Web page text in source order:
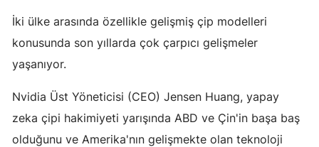
Muğla
Muş
Niğde
Ordu
İki ülke arasında özellikle gelişmiş çip modelleri
konusunda son yıllarda çok çarpıcı gelişmeler
yaşanıyor.
Nvidia Üst Yöneticisi (CEO) Jensen Huang, yapay
zeka çipi hakimiyeti yarışında ABD ve Çin'in başa baş
olduğunu ve Amerika'nın gelişmekte olan teknoloji